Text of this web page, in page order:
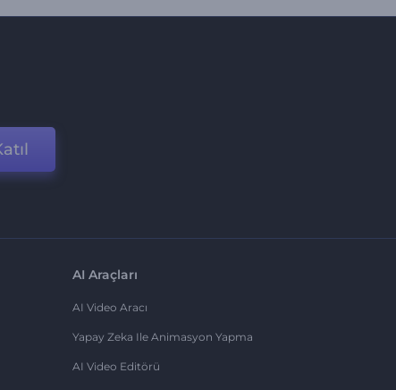
AI Araçları
AI Video Aracı
Yapay Zeka Ile Animasyon Yapma
AI Video Editörü